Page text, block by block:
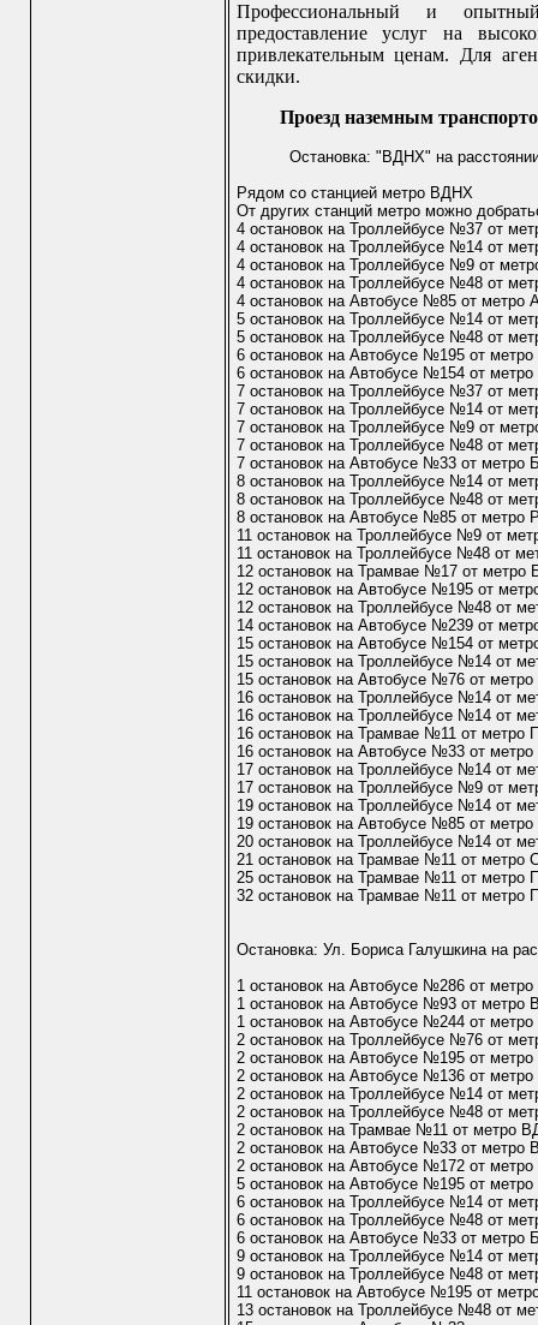
Профессиональный и
предоставление услуг на
привлекательным ценам. Для
скидки.
Проезд наземным
Остановка: "ВДНХ" на
Рядом со станцией метро ВДНХ
От других станций метро можно
4 остановок на Троллейбусе №37 от
4 остановок на Троллейбусе №14 от
4 остановок на Троллейбусе №9 от
4 остановок на Троллейбусе №48 от
4 остановок на Автобусе №85 от метро
5 остановок на Троллейбусе №14 от
5 остановок на Троллейбусе №48 от
6 остановок на Автобусе №195 от
6 остановок на Автобусе №154 от
7 остановок на Троллейбусе №37 от
7 остановок на Троллейбусе №14 от
7 остановок на Троллейбусе №9 от
7 остановок на Троллейбусе №48 от
7 остановок на Автобусе №33 от метро
8 остановок на Троллейбусе №14 от
8 остановок на Троллейбусе №48 от
8 остановок на Автобусе №85 от метро
11 остановок на Троллейбусе №9 от
11 остановок на Троллейбусе №48 от
12 остановок на Трамвае №17 от метро
12 остановок на Автобусе №195 от
12 остановок на Троллейбусе №48 от
14 остановок на Автобусе №239 от
15 остановок на Автобусе №154 от
15 остановок на Троллейбусе №14 от
15 остановок на Автобусе №76 от
16 остановок на Троллейбусе №14 от
16 остановок на Троллейбусе №14 от
16 остановок на Трамвае №11 от метро
16 остановок на Автобусе №33 от
17 остановок на Троллейбусе №14 от
17 остановок на Троллейбусе №9 от
19 остановок на Троллейбусе №14 от
19 остановок на Автобусе №85 от
20 остановок на Троллейбусе №14 от
21 остановок на Трамвае №11 от метро
25 остановок на Трамвае №11 от метро
32 остановок на Трамвае №11 от метро
Остановка: Ул. Бориса Галушкина на
1 остановок на Автобусе №286 от
1 остановок на Автобусе №93 от метро
1 остановок на Автобусе №244 от
2 остановок на Троллейбусе №76 от
2 остановок на Автобусе №195 от
2 остановок на Автобусе №136 от
2 остановок на Троллейбусе №14 от
2 остановок на Троллейбусе №48 от
2 остановок на Трамвае №11 от метро
2 остановок на Автобусе №33 от метро
2 остановок на Автобусе №172 от
5 остановок на Автобусе №195 от
6 остановок на Троллейбусе №14 от
6 остановок на Троллейбусе №48 от
6 остановок на Автобусе №33 от метро
9 остановок на Троллейбусе №14 от
9 остановок на Троллейбусе №48 от
11 остановок на Автобусе №195 от
13 остановок на Троллейбусе №48 от